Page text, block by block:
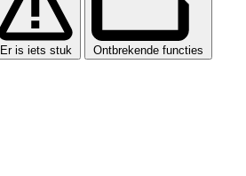
Er is iets stuk Ontbrekende functies